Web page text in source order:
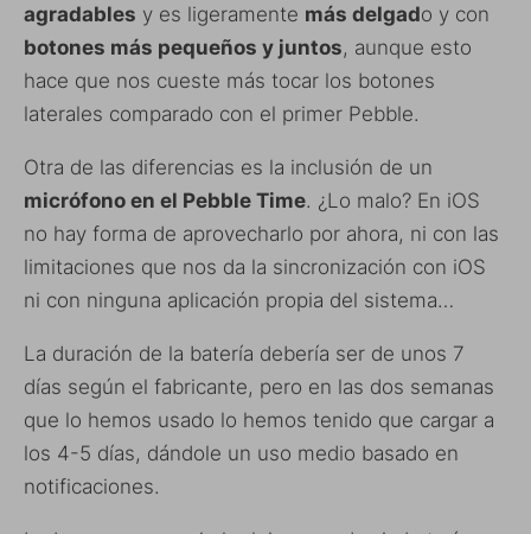
agradables y es ligeramente más delgado y con
botones más pequeños y juntos, aunque esto
hace que nos cueste más tocar los botones
laterales comparado con el primer Pebble.
Otra de las diferencias es la inclusión de un
micrófono en el Pebble Time. ¿Lo malo? En iOS
no hay forma de aprovecharlo por ahora, ni con las
limitaciones que nos da la sincronización con iOS
ni con ninguna aplicación propia del sistema…
La duración de la batería debería ser de unos 7
días según el fabricante, pero en las dos semanas
que lo hemos usado lo hemos tenido que cargar a
los 4-5 días, dándole un uso medio basado en
notificaciones.